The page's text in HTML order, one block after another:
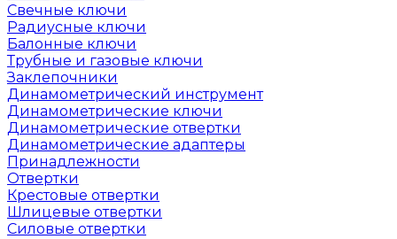
Свечные ключи
Радиусные ключи
Балонные ключи
Трубные и газовые ключи
Заклепочники
Динамометрический инструмент
Динамометрические ключи
Динамометрические отвертки
Динамометрические адаптеры
Принадлежности
Отвертки
Крестовые отвертки
Шлицевые отвертки
Силовые отвертки